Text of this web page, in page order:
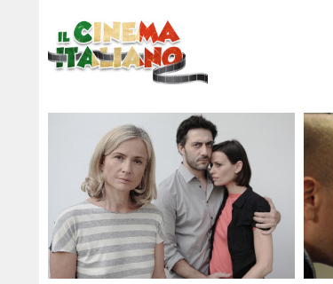
contenuto